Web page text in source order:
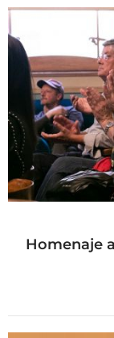
Homenaje